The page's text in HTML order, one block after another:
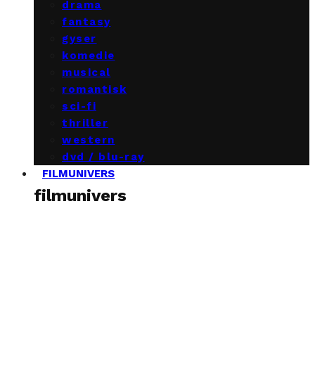
drama
fantasy
gyser
komedie
musical
romantisk
sci-fi
thriller
western
dvd / blu-ray
FILMUNIVERS
filmunivers